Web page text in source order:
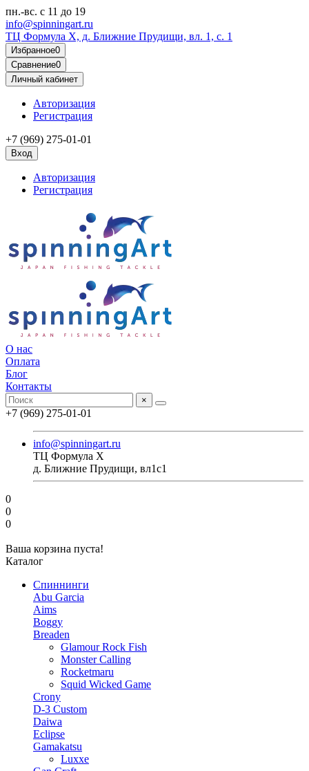
пн.-вс. с 11 до 19
info@spinningart.ru
ТЦ Формула X, д. Ближние Прудищи, вл. 1, с. 1
Избранное0
Сравнение0
Личный кабинет
Авторизация
Регистрация
+7 (969) 275-01-01
Вход
Авторизация
Регистрация
О нас
Оплата
Блог
Контакты
×
+7 (969) 275-01-01
info@spinningart.ru
ТЦ Формула X
д. Ближние Прудищи, вл1с1
0
0
0
Ваша корзина пуста!
Каталог
Спиннинги
Abu Garcia
Aims
Boggy
Breaden
Glamour Rock Fish
Monster Calling
Rocketmaru
Squid Wicked Game
Crony
D-3 Custom
Daiwa
Eclipse
Gamakatsu
Luxxe